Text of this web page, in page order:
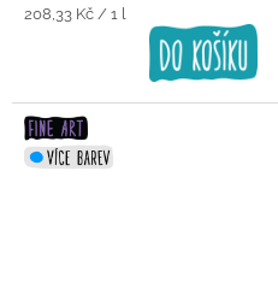
Měrná
208,33 Kč / 1 l